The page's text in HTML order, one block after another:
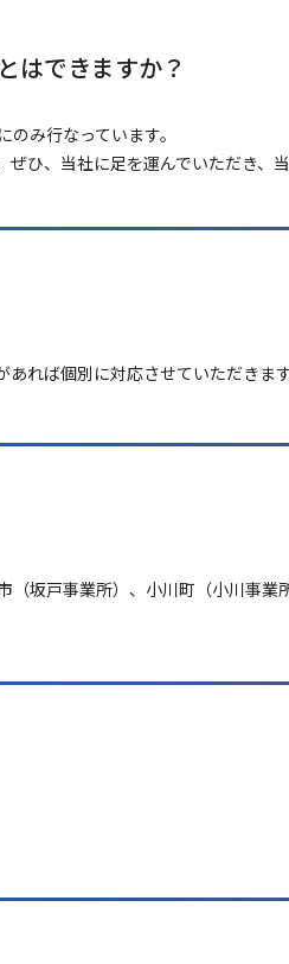
はできますか？
み行なっています。
ひ、当社に足を運んでいただき、
れば個別に対応させていただきます
坂戸事業所）、小川町（小川事業